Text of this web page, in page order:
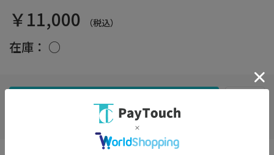
￥11,000 （税込）
在庫： ○